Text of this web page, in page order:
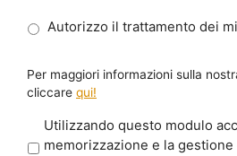
Autorizzo il trattamento dei
Per maggiori informazioni sulla
cliccare qui!
r
Utilizzando questo modulo
memorizzazione e la